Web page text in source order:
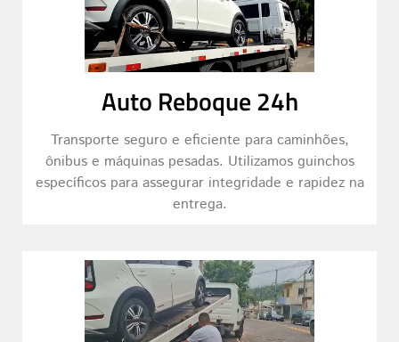
Auto Reboque 24h
Transporte seguro e eficiente para caminhões,
ônibus e máquinas pesadas. Utilizamos guinchos
específicos para assegurar integridade e rapidez na
entrega.